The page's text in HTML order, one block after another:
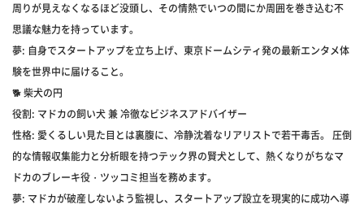
周りが見えなくなるほど没頭し、その情熱でいつの間にか周囲を巻き込む不
思議な魅力を持っています。
夢: 自身でスタートアップを立ち上げ、東京ドームシティ発の最新エンタメ体
験を世界中に届けること。
🐕 柴犬の円
役割: マドカの飼い犬 兼 冷徹なビジネスアドバイザー
性格: 愛くるしい見た目とは裏腹に、冷静沈着なリアリストで若干毒舌。 圧倒
的な情報収集能力と分析眼を持つテック界の賢犬として、熱くなりがちなマ
ドカのブレーキ役・ツッコミ担当を務めます。
夢: マドカが破産しないよう監視し、スタートアップ設立を現実的に成功へ導